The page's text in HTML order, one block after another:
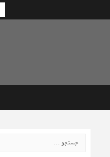
برای: